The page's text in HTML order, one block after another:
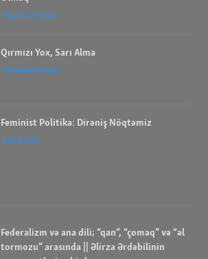
Allan G Johnson
Qırmızı Yox, Sarı Alma
İbrahım Savalan
Feminist Politika: Dirəniş Nöqtəmiz
bell hooks
Federalizm və ana dili; “qan”, “çomaq” və “əl
tormozu” arasında || Əlirza Ərdəbilinin